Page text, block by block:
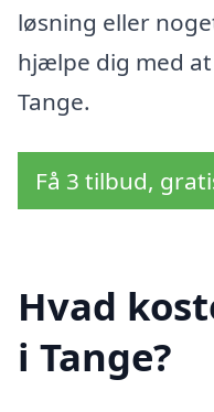
løsning eller
hjælpe dig med
Tange.
Få 3 tilbud,
Hvad
i Tange?